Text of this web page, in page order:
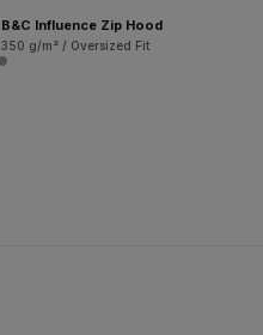
B&C Influence Zip Hood
350 g/m² / Oversized Fit